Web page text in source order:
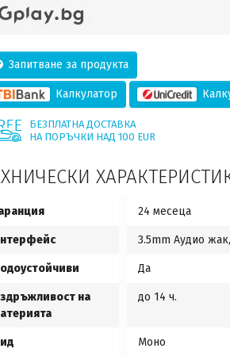
Запитване за продукта
Калкулатор
БЕЗПЛАТНА ДОСТАВКА
НА ПОРЪЧКИ НАД 100 EUR
24 месеца
3.5mm Аудио
Да
на
до 14 ч.
Моно